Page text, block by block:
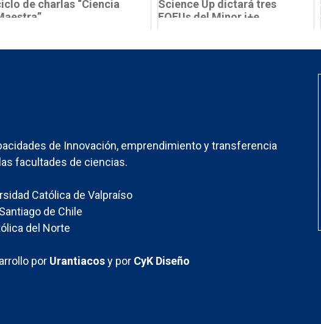
de charlas “Ciencia
Science Up dictará tres
FOFUs del Minor i+e
de Innovación, emprendimiento y transferencia
facultades de ciencias.
Católica de Valpraíso
de Chile
del Norte
por Urantiacosy por CyK Diseño